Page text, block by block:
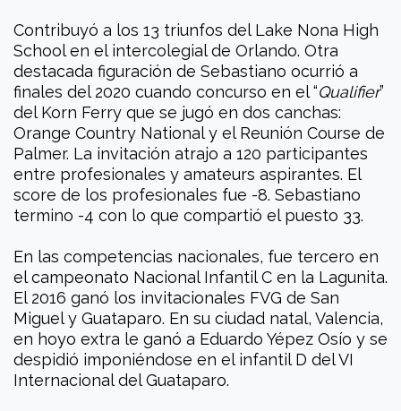
Contribuyó a los 13 triunfos del Lake Nona High
School en el intercolegial de Orlando. Otra
destacada figuración de Sebastiano ocurrió a
finales del 2020 cuando concurso en el “Qualifier”
del Korn Ferry que se jugó en dos canchas:
Orange Country National y el Reunión Course de
Palmer. La invitación atrajo a 120 participantes
entre profesionales y amateurs aspirantes. El
score de los profesionales fue -8. Sebastiano
termino -4 con lo que compartió el puesto 33.
En las competencias nacionales, fue tercero en
el campeonato Nacional Infantil C en la Lagunita.
El 2016 ganó los invitacionales FVG de San
Miguel y Guataparo. En su ciudad natal, Valencia,
en hoyo extra le ganó a Eduardo Yépez Osío y se
despidió imponiéndose en el infantil D del VI
Internacional del Guataparo.